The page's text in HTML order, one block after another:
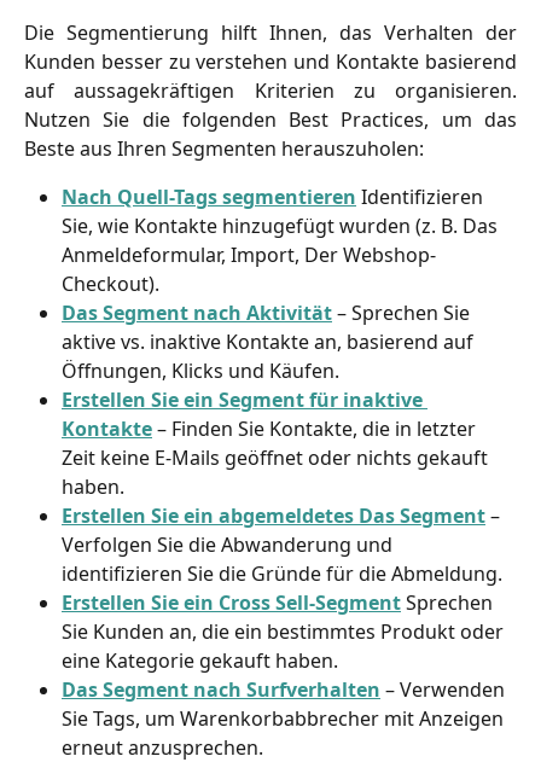
Die Segmentierung hilft Ihnen, das Verhalten der
Kunden besser zu verstehen und Kontakte basierend
auf aussagekräftigen Kriterien zu organisieren.
Nutzen Sie die folgenden Best Practices, um das
Beste aus Ihren Segmenten herauszuholen:
Nach Quell-Tags segmentieren Identifizieren
Sie, wie Kontakte hinzugefügt wurden (z. B. Das
Anmeldeformular, Import, Der Webshop-
Checkout).
Das Segment nach Aktivität – Sprechen Sie
aktive vs. inaktive Kontakte an, basierend auf
Öffnungen, Klicks und Käufen.
Erstellen Sie ein Segment für inaktive
Kontakte – Finden Sie Kontakte, die in letzter
Zeit keine E-Mails geöffnet oder nichts gekauft
haben.
Erstellen Sie ein abgemeldetes Das Segment –
Verfolgen Sie die Abwanderung und
identifizieren Sie die Gründe für die Abmeldung.
Erstellen Sie ein Cross Sell-Segment Sprechen
Sie Kunden an, die ein bestimmtes Produkt oder
eine Kategorie gekauft haben.
Das Segment nach Surfverhalten – Verwenden
Sie Tags, um Warenkorbabbrecher mit Anzeigen
erneut anzusprechen.